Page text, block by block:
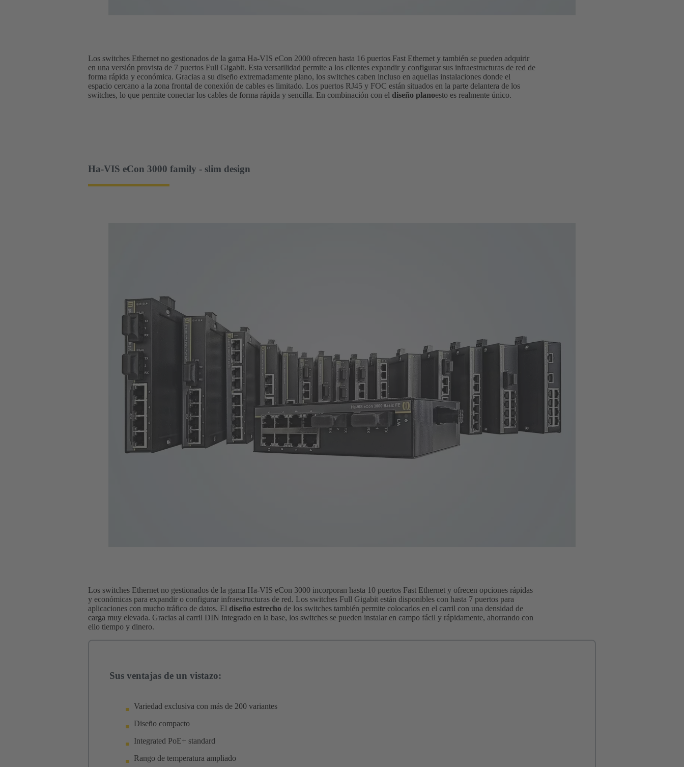
Los switches Ethernet no gestionados de la gama Ha-VIS eCon 2000 ofrecen hasta 16 puertos Fast Ethernet y también se pueden adquirir
en una versión provista de 7 puertos Full Gigabit. Esta versatilidad permite a los clientes expandir y configurar sus infraestructuras de red de
forma rápida y económica. Gracias a su diseño extremadamente plano, los switches caben incluso en aquellas instalaciones donde el
espacio cercano a la zona frontal de conexión de cables es limitado. Los puertos RJ45 y FOC están situados en la parte delantera de los
switches, lo que permite conectar los cables de forma rápida y sencilla. En combinación con el diseño planoesto es realmente único.
Ha-VIS eCon 3000 family - slim design
Los switches Ethernet no gestionados de la gama Ha-VIS eCon 3000 incorporan hasta 10 puertos Fast Ethernet y ofrecen opciones rápidas
y económicas para expandir o configurar infraestructuras de red. Los switches Full Gigabit están disponibles con hasta 7 puertos para
aplicaciones con mucho tráfico de datos. El diseño estrecho de los switches también permite colocarlos en el carril con una densidad de
carga muy elevada. Gracias al carril DIN integrado en la base, los switches se pueden instalar en campo fácil y rápidamente, ahorrando con
ello tiempo y dinero.
Sus ventajas de un vistazo:
Variedad exclusiva con más de 200 variantes
Diseño compacto
Integrated PoE+ standard
Rango de temperatura ampliado